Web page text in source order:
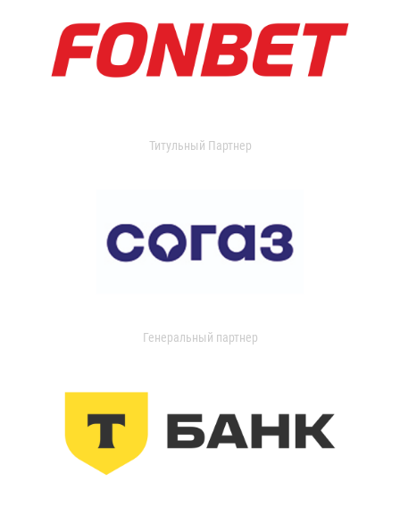
Титульный Партнер
Генеральный партнер